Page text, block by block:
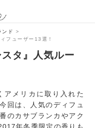
ンド
>
フューザー13選！
タ』人気ルー
アメリカに取り入れた
回は、人気のディフュ
のカサブランカやアク